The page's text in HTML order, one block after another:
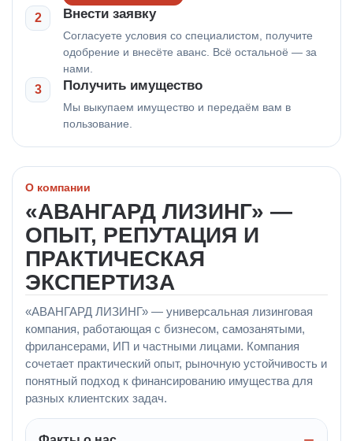
2 Внести заявку
Согласуете условия со специалистом, получите
одобрение и внесёте аванс. Всё остальноё — за
нами.
3 Получить имущество
Мы выкупаем имущество и передаём вам в
пользование.
О компании
«АВАНГАРД ЛИЗИНГ» —
ОПЫТ, РЕПУТАЦИЯ И
ПРАКТИЧЕСКАЯ
ЭКСПЕРТИЗА
«АВАНГАРД ЛИЗИНГ» — универсальная лизинговая
компания, работающая с бизнесом, самозанятыми,
фрилансерами, ИП и частными лицами. Компания
сочетает практический опыт, рыночную устойчивость и
понятный подход к финансированию имущества для
разных клиентских задач.